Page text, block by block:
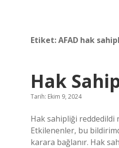
Etiket:AFAD hak
Hak
Tarih: Ekim 9, 2024
Hak sahipliği reddedildi
Etkilenenler, bu
karara bağlanır. Hak